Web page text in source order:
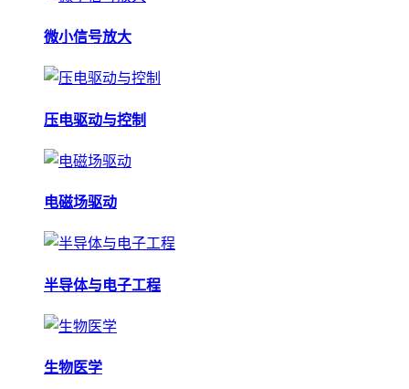
微小信号放大
压电驱动与控制
电磁场驱动
半导体与电子工程
生物医学